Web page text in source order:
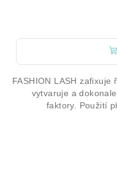
FASHION LASH
vytvaruje a
faktory. Použití